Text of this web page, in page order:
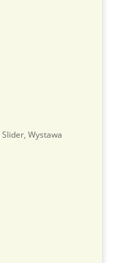
Slider, Wystawa